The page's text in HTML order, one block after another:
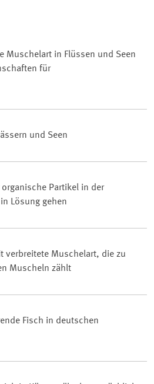
Muschelart in Flüssen und Seen
für
und Seen
Partikel in der
Lösung gehen
verbreitete Muschelart, die zu
Muscheln zählt
Fisch in deutschen